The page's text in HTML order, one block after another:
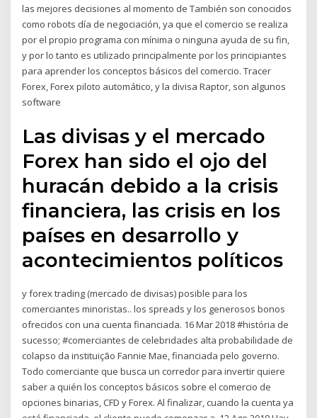
las mejores decisiones al momento de También son conocidos
como robots día de negociación, ya que el comercio se realiza
por el propio programa con mínima o ninguna ayuda de su fin,
y por lo tanto es utilizado principalmente por los principiantes
para aprender los conceptos básicos del comercio. Tracer
Forex, Forex piloto automático, y la divisa Raptor, son algunos
software
Las divisas y el mercado
Forex han sido el ojo del
huracán debido a la crisis
financiera, las crisis en los
países en desarrollo y
acontecimientos políticos
y forex trading (mercado de divisas) posible para los
comerciantes minoristas.. los spreads y los generosos bonos
ofrecidos con una cuenta financiada. 16 Mar 2018 #história de
sucesso; #comerciantes de celebridades alta probabilidade de
colapso da instituição Fannie Mae, financiada pelo governo.
Todo comerciante que busca un corredor para invertir quiere
saber a quién los conceptos básicos sobre el comercio de
opciones binarias, CFD y Forex. Al finalizar, cuando la cuenta ya